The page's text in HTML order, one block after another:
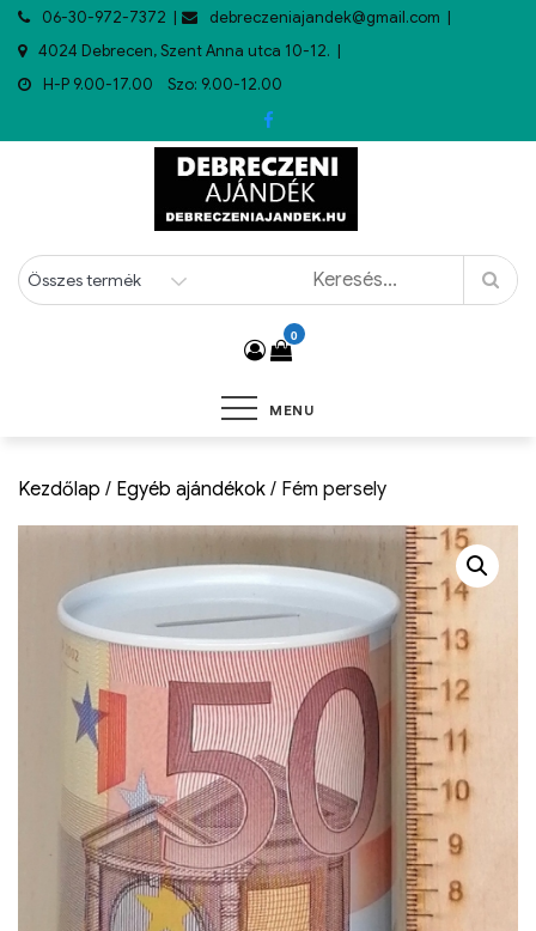
06-30-972-7372
debreczeniajandek@gmail.com
4024 Debrecen, Szent Anna utca 10-12.
H-P 9.00-17.00 Szo: 9.00-12.00
0
MENU
Kezdőlap / Egyéb ajándékok / Fém persely